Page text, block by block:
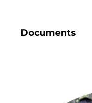
Documents